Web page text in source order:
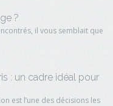
?
il vous semblait que
: un cadre idéal pour
est l’une des décisions les